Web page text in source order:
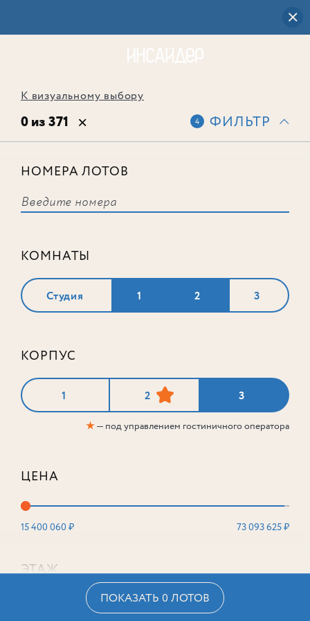
К визуальному выбору
0 из 371 4 ФИЛЬТР
НОМЕРА ЛОТОВ
КОМНАТЫ
Студия 1 2 3
КОРПУС
1 2 3
★— под управлением гостиничного оператора
ЦЕНА
15 400 060 ₽ 73 093 625 ₽
ЭТАЖ
ПОКАЗАТЬ 0 ЛОТОВ
соответствует ни одного лота